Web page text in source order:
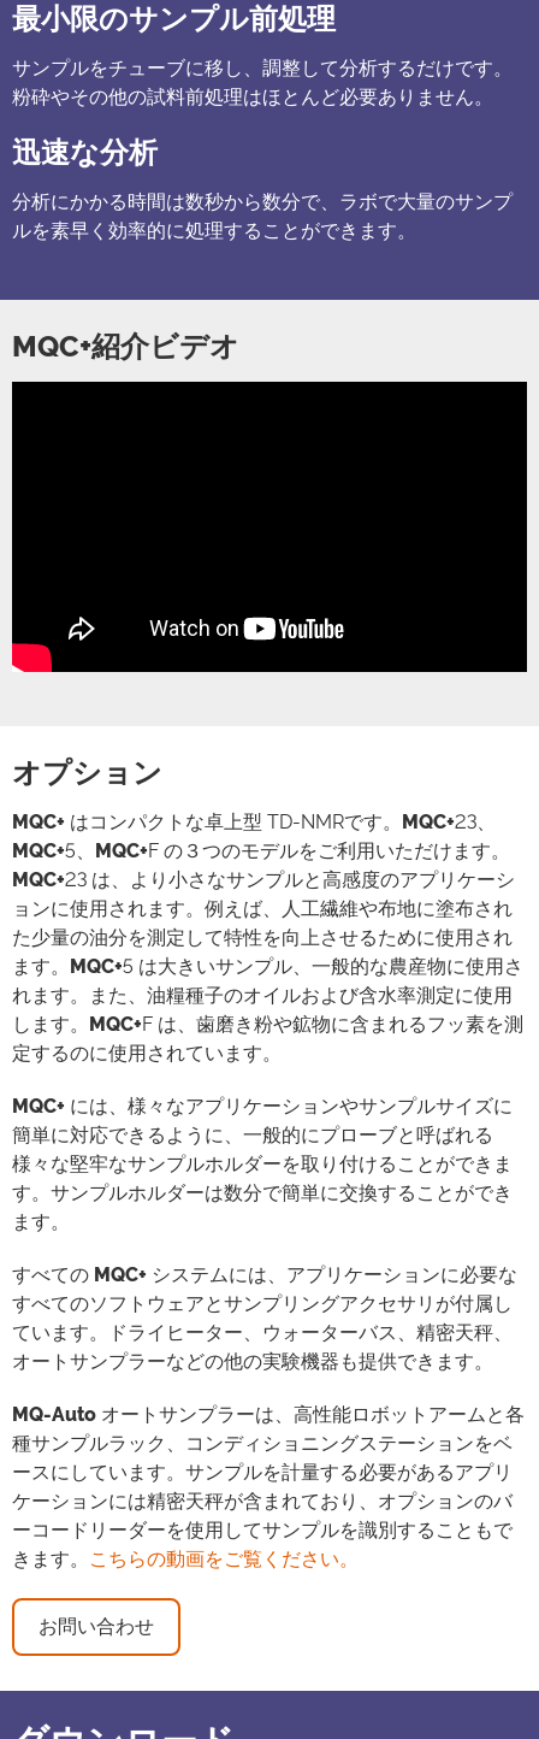
最小限のサンプル前処理
サンプルをチューブに移し、調整して分析するだけです。
粉砕やその他の試料前処理はほとんど必要ありません。
迅速な分析
分析にかかる時間は数秒から数分で、ラボで大量のサンプ
ルを素早く効率的に処理することができます。
MQC+紹介ビデオ
オプション
MQC+ はコンパクトな卓上型 TD-NMRです。 MQC+23、
MQC+5、 MQC+F の３つのモデルをご利用いただけます。
MQC+23 は、より小さなサンプルと高感度のアプリケーシ
ョンに使用されます。例えば、人工繊維や布地に塗布され
た少量の油分を測定して特性を向上させるために使用され
ます。
MQC+5 は大きいサンプル、一般的な農産物に使用さ
れます。また、油糧種子のオイルおよび含水率測定に使用
します。
MQC+F は、歯磨き粉や鉱物に含まれるフッ素を測
定するのに使用されています。
MQC+ には、様々なアプリケーションやサンプルサイズに
簡単に対応できるように、一般的にプローブと呼ばれる
様々な堅牢なサンプルホルダーを取り付けることができま
す。サンプルホルダーは数分で簡単に交換することができ
ます。
すべての MQC+ システムには、アプリケーションに必要な
すべてのソフトウェアとサンプリングアクセサリが付属し
ています。ドライヒーター、ウォーターバス、精密天秤、
オートサンプラーなどの他の実験機器も提供できます。
MQ-Auto オートサンプラーは、高性能ロボットアームと各
種サンプルラック、コンディショニングステーションをベ
ースにしています。サンプルを計量する必要があるアプリ
ケーションには精密天秤が含まれており、オプションのバ
ーコードリーダーを使用してサンプルを識別することもで
きます。
こちらの動画をご覧ください。
お問い合わせ